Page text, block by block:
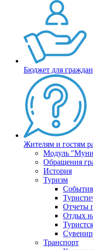
Бюджет для граждан
Жителям и гостям
Модуль
Обращения
История
Туризм
События
Отчеты
Отдых
Транспорт